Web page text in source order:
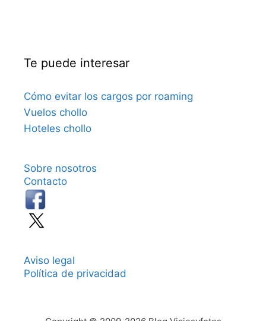
Te puede interesar
Cómo evitar los cargos por roaming
Vuelos chollo
Hoteles chollo
Sobre nosotros
Contacto
Aviso legal
Política de privacidad